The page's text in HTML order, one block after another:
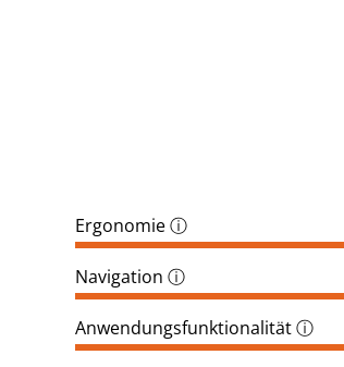
Ergonomieⓘ
Navigation ⓘ
Anwendungsfunktionalitätⓘ